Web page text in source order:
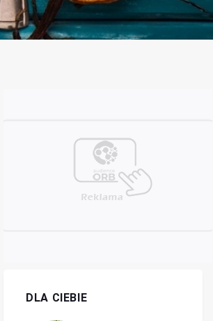
DLA CIEBIE